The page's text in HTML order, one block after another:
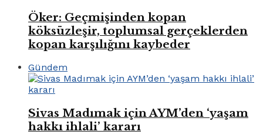
Öker: Geçmişinden kopan
köksüzleşir, toplumsal gerçeklerden
kopan karşılığını kaybeder
Gündem
Sivas Madımak için AYM’den ‘yaşam
hakkı ihlali’ kararı